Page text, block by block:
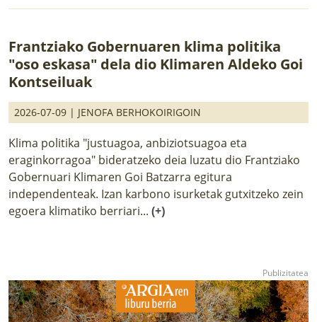
Frantziako Gobernuaren klima politika
"oso eskasa" dela dio Klimaren Aldeko Goi
Kontseiluak
2026-07-09 | JENOFA BERHOKOIRIGOIN
Klima politika "justuagoa, anbiziotsuagoa eta
eraginkorragoa" bideratzeko deia luzatu dio Frantziako
Gobernuari Klimaren Goi Batzarra egitura
independenteak. Izan karbono isurketak gutxitzeko zein
egoera klimatiko berriari... (+)